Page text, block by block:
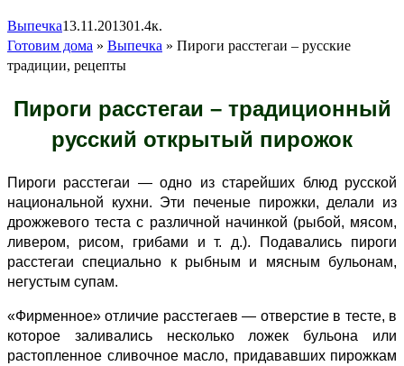
Выпечка13.11.201301.4к.
Готовим дома » Выпечка » Пироги расстегаи – русские
традиции, рецепты
Пироги расстегаи – традиционный
русский открытый пирожок
Пироги расстегаи — одно из старейших блюд русской
национальной кухни. Эти печеные пирожки, делали из
дрожжевого теста с различной начинкой (рыбой, мясом,
ливером, рисом, грибами и т. д.). Подавались пироги
расстегаи специально к рыбным и мясным бульонам,
негустым супам.
«Фирменное» отличие расстегаев — отверстие в тесте, в
которое заливались несколько ложек бульона или
растопленное сливочное масло, придававших пирожкам